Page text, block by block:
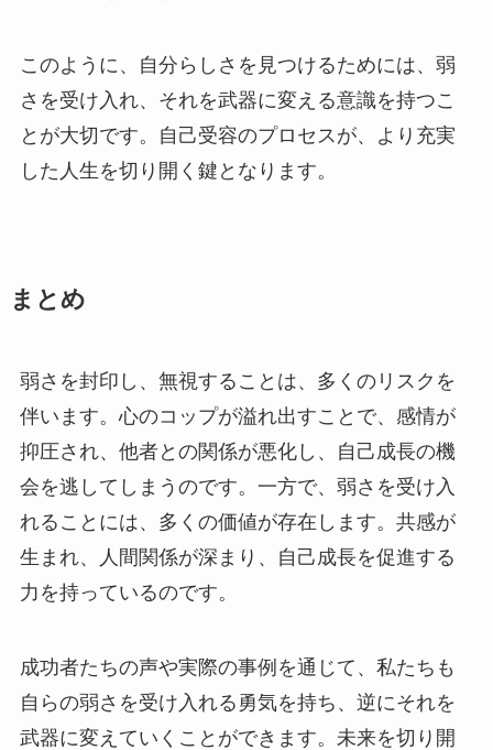
このように、自分らしさを見つけるためには、弱
さを受け入れ、それを武器に変える意識を持つこ
とが大切です。自己受容のプロセスが、より充実
した人生を切り開く鍵となります。
まとめ
弱さを封印し、無視することは、多くのリスクを
伴います。心のコップが溢れ出すことで、感情が
抑圧され、他者との関係が悪化し、自己成長の機
会を逃してしまうのです。一方で、弱さを受け入
れることには、多くの価値が存在します。共感が
生まれ、人間関係が深まり、自己成長を促進する
力を持っているのです。
成功者たちの声や実際の事例を通じて、私たちも
自らの弱さを受け入れる勇気を持ち、逆にそれを
武器に変えていくことができます。未来を切り開